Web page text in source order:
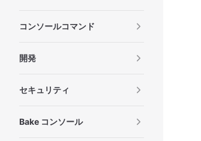
コンソールコマンド
開発
セキュリティ
Bake コンソール